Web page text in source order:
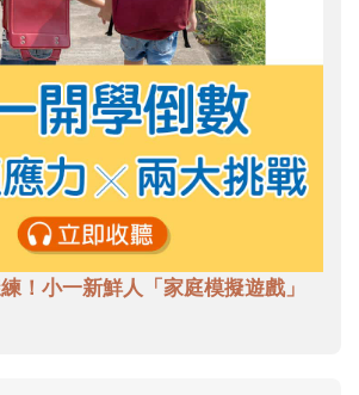
！小一新鮮人「家庭模擬遊戲」